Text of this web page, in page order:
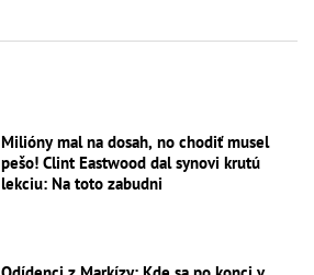
Milióny mal na dosah, no chodiť musel
pešo! Clint Eastwood dal synovi krutú
lekciu: Na toto zabudni